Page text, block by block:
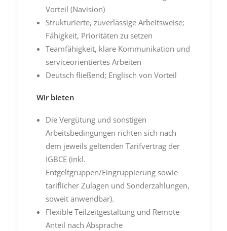
Vorteil (Navision)
Strukturierte, zuverlässige Arbeitsweise;
Fähigkeit, Prioritäten zu setzen
Teamfähigkeit, klare Kommunikation und
serviceorientiertes Arbeiten
Deutsch fließend; Englisch von Vorteil
Wir bieten
Die Vergütung und sonstigen
Arbeitsbedingungen richten sich nach
dem jeweils geltenden Tarifvertrag der
IGBCE (inkl.
Entgeltgruppen/Eingruppierung sowie
tariflicher Zulagen und Sonderzahlungen,
soweit anwendbar).
Flexible Teilzeitgestaltung und Remote-
Anteil nach Absprache